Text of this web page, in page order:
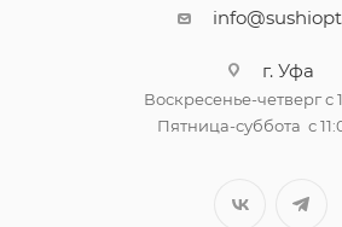
г. Уфа
Воскресенье-четверг с
Пятница-суббота с